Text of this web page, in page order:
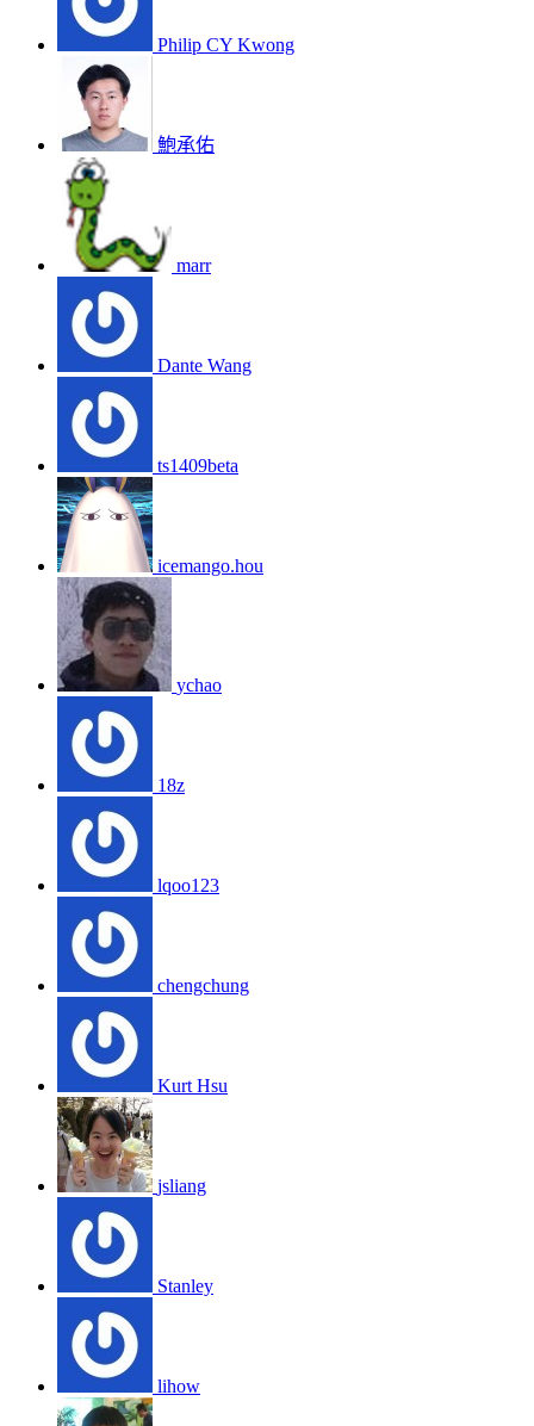
Philip CY Kwong
鮑承佑
marr
Dante Wang
ts1409beta
icemango.hou
ychao
18z
lqoo123
chengchung
Kurt Hsu
jsliang
Stanley
lihow